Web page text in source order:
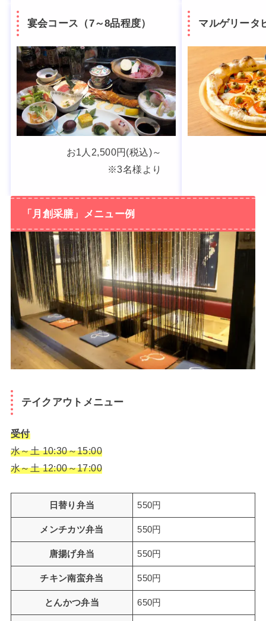
宴会コース（7～8品程度）
お1人2,500円(税込)～
※3名様より
マルゲリータ
「月創采膳」メニュー例
テイクアウトメニュー
受付
水～土 10:30～15:00
水～土 12:00～17:00
日替り弁当 550円
メンチカツ弁当 550円
唐揚げ弁当 550円
チキン南蛮弁当 550円
とんかつ弁当 650円